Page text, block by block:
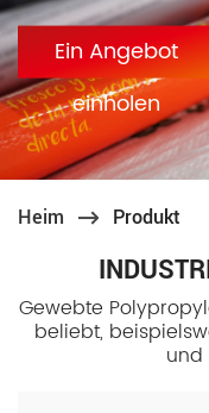
Ein Angebot
einholen
Heim Produkt
Gewebte
beliebt,
und